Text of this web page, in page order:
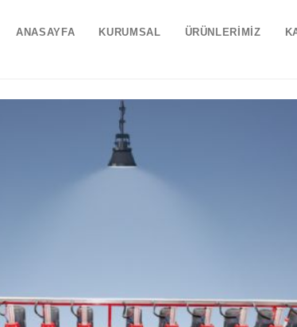
ANASAYFA KURUMSAL ÜRÜNLERİMİZ